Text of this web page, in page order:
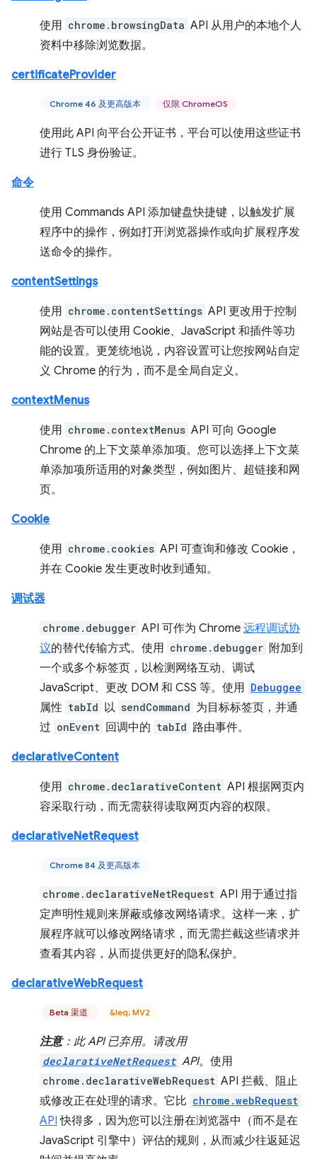
使用 chrome.browsingData API 从用户的本地个人
资料中移除浏览数据。
certificateProvider
Chrome 46 及更高版本 仅限 ChromeOS
使用此 API 向平台公开证书，平台可以使用这些证书
进行 TLS 身份验证。
命令
使用 Commands API 添加键盘快捷键，以触发扩展
程序中的操作，例如打开浏览器操作或向扩展程序发
送命令的操作。
contentSettings
使用 chrome.contentSettings API 更改用于控制
网站是否可以使用 Cookie、JavaScript 和插件等功
能的设置。更笼统地说，内容设置可让您按网站自定
义 Chrome 的行为，而不是全局自定义。
contextMenus
使用 chrome.contextMenus API 可向 Google
Chrome 的上下文菜单添加项。您可以选择上下文菜
单添加项所适用的对象类型，例如图片、超链接和网
页。
Cookie
使用 chrome.cookies API 可查询和修改 Cookie，
并在 Cookie 发生更改时收到通知。
调试器
chrome.debugger API 可作为 Chrome 远程调试协
议的替代传输方式。使用 chrome.debugger 附加到
一个或多个标签页，以检测网络互动、调试
JavaScript、更改 DOM 和 CSS 等。使用 Debuggee
属性 tabId 以 sendCommand 为目标标签页，并通
过 onEvent 回调中的 tabId 路由事件。
declarativeContent
使用 chrome.declarativeContent API 根据网页内
容采取行动，而无需获得读取网页内容的权限。
declarativeNetRequest
Chrome 84 及更高版本
chrome.declarativeNetRequest API 用于通过指
定声明性规则来屏蔽或修改网络请求。这样一来，扩
展程序就可以修改网络请求，而无需拦截这些请求并
查看其内容，从而提供更好的隐私保护。
declarativeWebRequest
Beta 渠道 &leq; MV2
注意：此 API 已弃用。请改用
declarativeNetRequest API。 使用
chrome.declarativeWebRequest API 拦截、阻止
或修改正在处理的请求。它比 chrome.webRequest
API 快得多，因为您可以注册在浏览器中（而不是在
JavaScript 引擎中）评估的规则，从而减少往返延迟